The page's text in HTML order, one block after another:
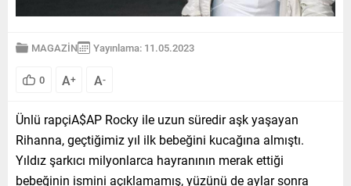
MAGAZİN Yayınlama: 11.05.2023
0 A+ A-
Ünlü rapçiA$AP Rocky ile uzun süredir aşk yaşayan
Rihanna, geçtiğimiz yıl ilk bebeğini kucağına almıştı.
Yıldız şarkıcı milyonlarca hayranının merak ettiği
bebeğinin ismini açıklamamış, yüzünü de aylar sonra